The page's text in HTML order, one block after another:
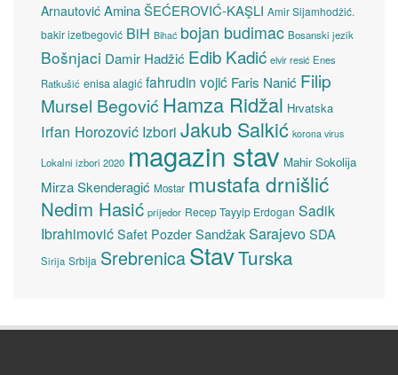
Arnautović Amina ŠEĆEROVIĆ-KAŞLI Amir Sijamhodžić.
bakir izetbegović BiH Bihać bojan budimac Bosanski jezik
Bošnjaci Damir Hadžić Edib Kadić elvir resić Enes
Ratkušić enisa alagić fahrudin vojić Faris Nanić Filip
Mursel Begović Hamza Ridžal Hrvatska
Irfan Horozović Izbori Jakub Salkić korona virus
Lokalni izbori 2020 magazin stav Mahir Sokolija
Mirza Skenderagić Mostar mustafa drnišlić
Nedim Hasić prijedor Recep Tayyip Erdogan Sadik
Ibrahimović Safet Pozder SandžakSarajevoSDA
Sirija Srbija SrebrenicaStavTurska